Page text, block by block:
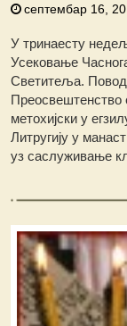
септембар 16,
У тринаесту
Усековање
Светитеља.
Преосвештенство
метохијски у
Литругију у
уз саслуживање